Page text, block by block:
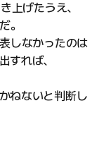
上げたうえ、
。
しなかったのは
すれば、
ねないと判断し